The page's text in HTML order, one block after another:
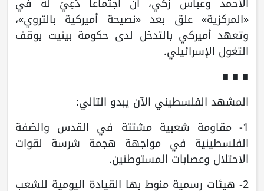
«المركزية» علق بعد «نصيحة أميركية بالتروي»،
وتعهد أميركي بالتدخل لدى حكومة بينيت بوقف
التغول الإسرائيلي.
■ ■ ■
المشهد الفلسطيني الآن يبدو التالي:
1- مقاومة شعبية مشتتة في القدس والضفة
الفلسطينية في مواجهة هجمة شرسة لقوات
الاحتلال وعصابات المستوطنين.
2- هيئات رسمية منوط بها القيادة اليومية للشعب